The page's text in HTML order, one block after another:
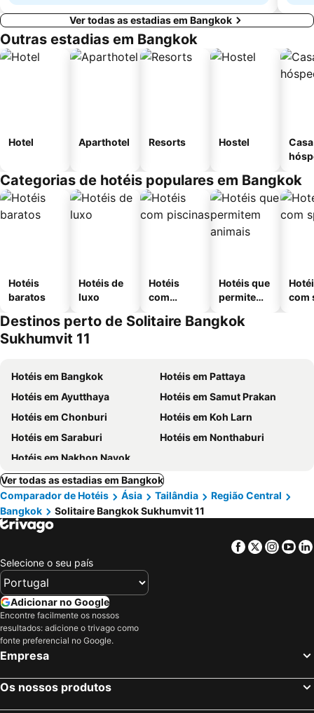
Ver todas as estadias em Bangkok
Outras estadias em Bangkok
Hotel Aparthotel Resorts Hostel
Categorias de hotéis populares em Bangkok
Hotéis
baratos
Hotéis de
luxo
Hotéis
com
Hotéis que
permitem
com
Destinos perto de Solitaire Bangkok
Sukhumvit 11
Hotéis em Bangkok
Hotéis em Pattaya
Hotéis em Ayutthaya
Hotéis em Samut Prakan
Hotéis em Chonburi
Hotéis em Koh Larn
Hotéis em Saraburi
Hotéis em Nonthaburi
Hotéis em Nakhon Nayok
Ver todas as estadias em Bangkok
Comparador de Hotéis
Ásia Tailândia
Região Central
Bangkok
Solitaire Bangkok Sukhumvit 11
Facebook
Twitter
Selecione o seu país
Adicionar no Google
Encontre facilmente os nossos
resultados: adicione o trivago como
fonte preferencial no Google.
Empresa
Os nossos produtos